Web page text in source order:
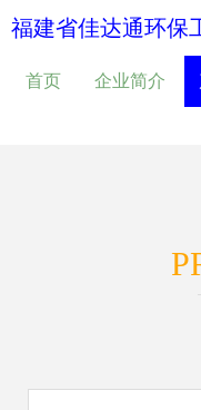
福建省佳达通环保
首页 企业简介